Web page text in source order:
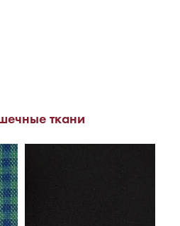
ткани